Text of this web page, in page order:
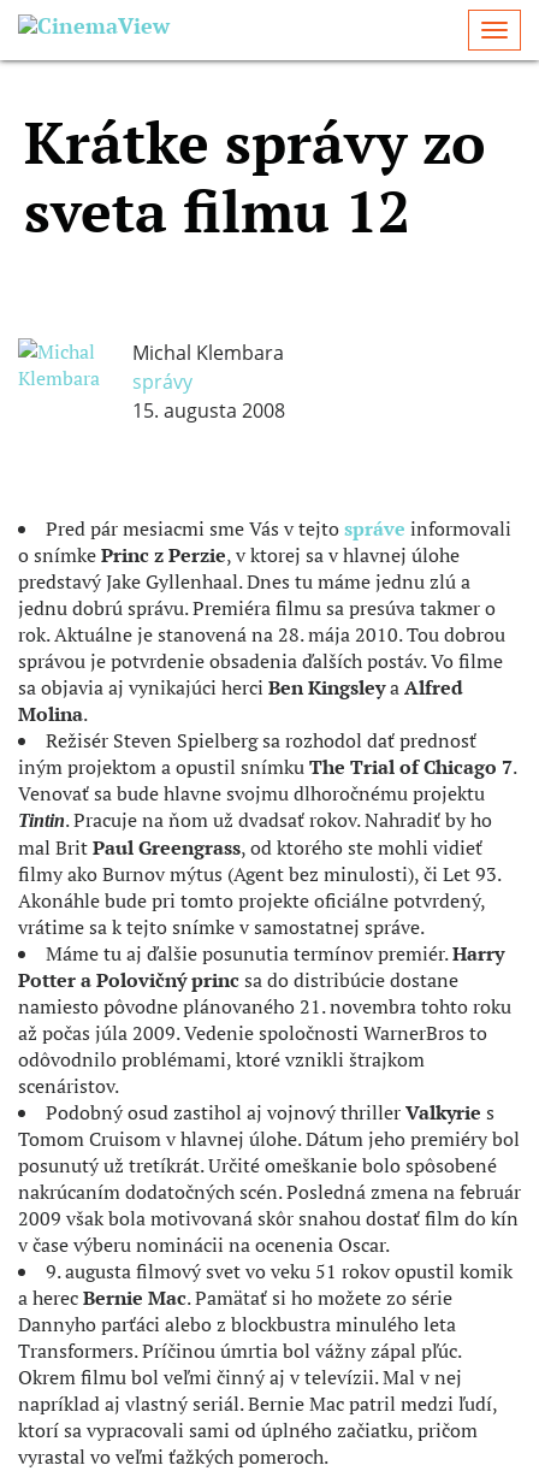
Krátke správy zo
sveta filmu 12
Michal Klembara
správy
15. augusta 2008
Pred pár mesiacmi sme Vás v tejtospráve informovali
o snímkePrinc z Perzie, v ktorej sa v hlavnej úlohe
predstavý Jake Gyllenhaal. Dnes tu máme jednu zlú a
jednu dobrú správu. Premiéra filmu sa presúva takmer o
rok. Aktuálne je stanovená na 28. mája 2010. Tou dobrou
správou je potvrdenie obsadenia ďalších postáv. Vo filme
sa objavia aj vynikajúci herci Ben KingsleyaAlfred
Molina.
Režisér Steven Spielberg sa rozhodol dať prednosť
iným projektom a opustil snímkuThe Trial of Chicago 7.
Venovať sa bude hlavne svojmu dlhoročnému projektu
Tintin. Pracuje na ňom už dvadsať rokov. Nahradiť by ho
mal BritPaul Greengrass, od ktorého ste mohli vidieť
filmy ako Burnov mýtus (Agent bez minulosti), či Let 93.
Akonáhle bude pri tomto projekte oficiálne potvrdený,
vrátime sa k tejto snímke v samostatnej správe.
Máme tu aj ďalšie posunutia termínov premiér.Harry
Potter a Polovičný princsa do distribúcie dostane
namiesto pôvodne plánovaného 21. novembra tohto roku
až počas júla 2009. Vedenie spoločnosti WarnerBros to
odôvodnilo problémami, ktoré vznikli štrajkom
scenáristov.
Podobný osud zastihol aj vojnový thrillerValkyrie s
Tomom Cruisom v hlavnej úlohe. Dátum jeho premiéry bol
posunutý už tretíkrát. Určité omeškanie bolo spôsobené
nakrúcaním dodatočných scén. Posledná zmena na február
2009 však bola motivovaná skôr snahou dostať film do kín
v čase výberu nominácii na ocenenia Oscar.
9. augusta filmový svet vo veku 51 rokov opustil komik
a herecBernie Mac. Pamätať si ho možete zo série
Dannyho parťáci alebo z blockbustra minulého leta
Transformers. Príčinou úmrtia bol vážny zápal pľúc.
Okrem filmu bol veľmi činný aj v televízii. Mal v nej
napríklad aj vlastný seriál. Bernie Mac patril medzi ľudí,
ktorí sa vypracovali sami od úplného začiatku, pričom
vyrastal vo veľmi ťažkých pomeroch.